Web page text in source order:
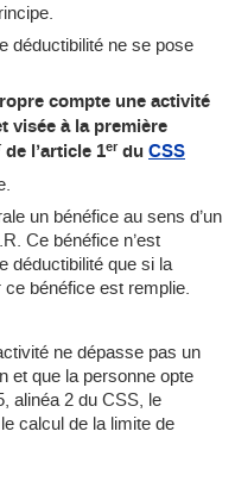
déductibilité ne se pose
compte une activité
visée à la première
de l’article 1er duCSS
un bénéfice au sens d’un
Ce bénéfice n’est
déductibilité que si la
ce bénéfice est remplie.
ne dépasse pas un
et que la personne opte
alinéa 2 du CSS, le
calcul de la limite de